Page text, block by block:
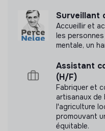
Surveillant
Accueillir et
les
mentale, un
Assistant
(H/F)
Fabriquer et
artisanaux de
l'agriculture
promouvant
équitable.